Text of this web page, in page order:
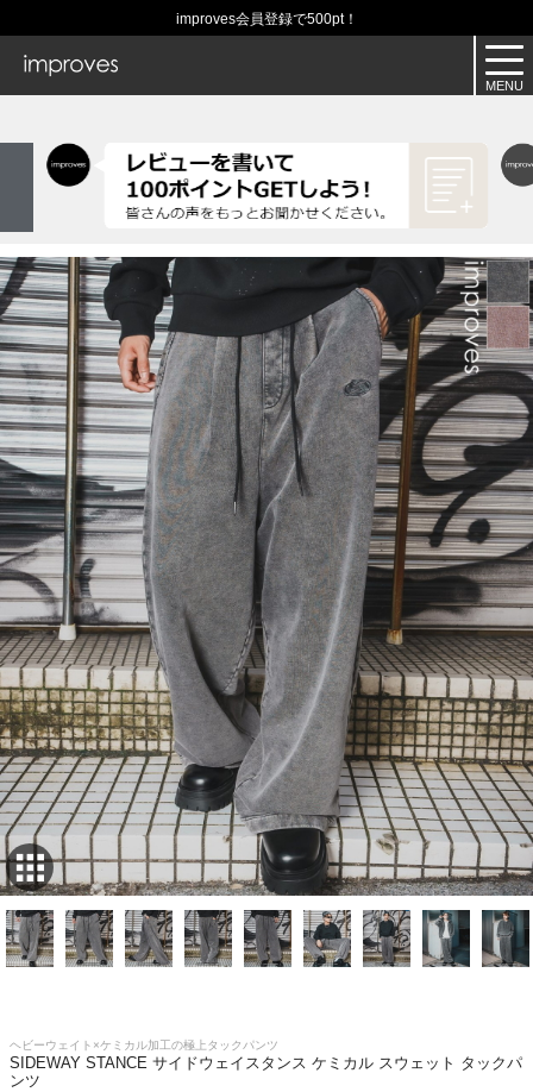
improves会員登録で500pt！
ヘビーウェイト×ケミカル加工の極上タックパンツ
SIDEWAY STANCE サイドウェイスタンス ケミカル スウェット タックパ
ンツ